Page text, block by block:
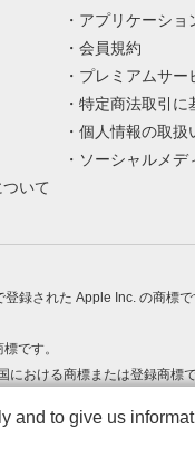
いて
アプリケーショ
会員規約
プレミアムサー
特定商法取引に
個人情報の取扱
ソーシャルメデ
された Apple Inc. の商標
です。
おける商標または登録商標で
and to give us